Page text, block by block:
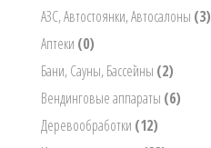
АЗС, Автостоянки, Автосалоны (3)
Аптеки (0)
Бани, Сауны, Бассейны (2)
Вендинговые аппараты (6)
Деревообработки (12)